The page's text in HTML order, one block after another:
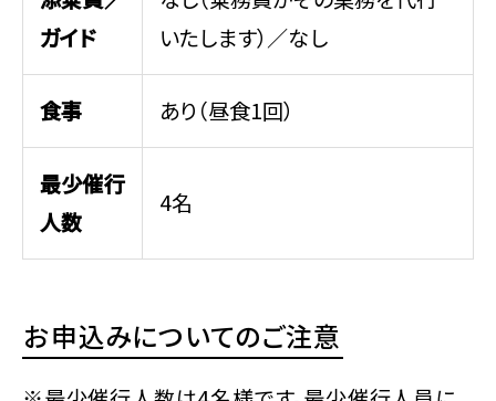
ガイド
いたします）／なし
食事 あり（昼食1回）
最少催行
人数
4名
お申込みについてのご注意